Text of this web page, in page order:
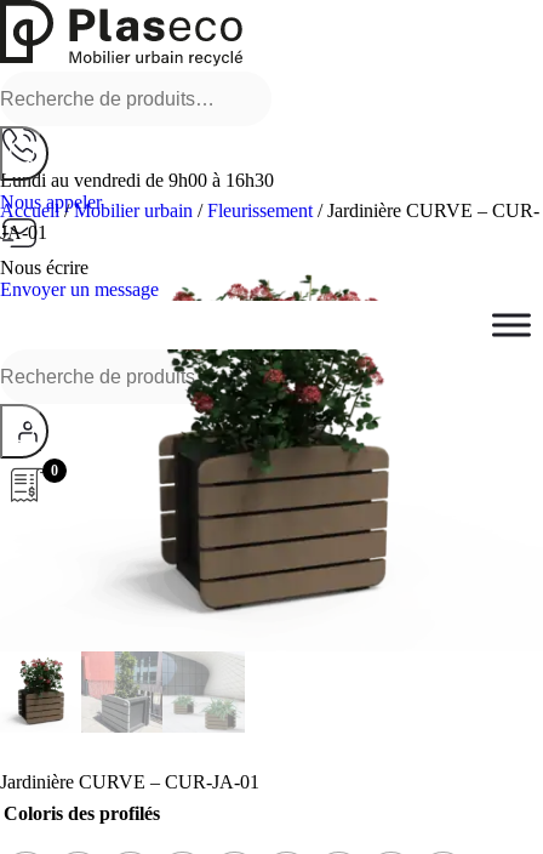
pour :
Lundi au vendredi de 9h00 à 16h30
Nous appeler
Nous écrire
Envoyer un message
pour :
0
Accueil/Mobilier urbain /Fleurissement / Jardinière CURVE – CUR-
JA-01
Jardinière CURVE – CUR-JA-01
Coloris des profilés